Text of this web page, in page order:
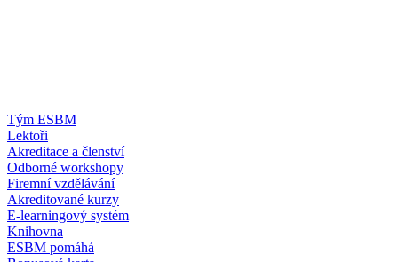
Tým ESBM
Lektoři
Akreditace a členství
Odborné workshopy
Firemní vzdělávání
Akreditované kurzy
E-learningový systém
Knihovna
ESBM pomáhá